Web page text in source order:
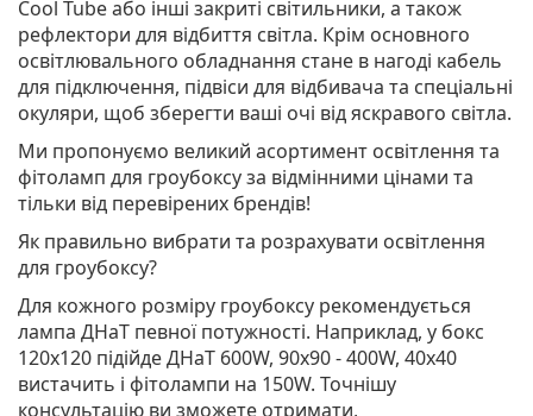
Cool Tube або інші закриті світильники, а також
рефлектори для відбиття світла. Крім основного
освітлювального обладнання стане в нагоді кабель
для підключення, підвіси для відбивача та спеціальні
окуляри, щоб зберегти ваші очі від яскравого світла.
Ми пропонуємо великий асортимент освітлення та
фітоламп для гроубоксу за відмінними цінами та
тільки від перевірених брендів!
Як правильно вибрати та розрахувати освітлення
для гроубоксу?
Для кожного розміру гроубоксу рекомендується
лампа ДНаТ певної потужності. Наприклад, у бокс
120х120 підійде ДНаТ 600W, 90х90 - 400W, 40х40
вистачить і фітолампи на 150W. Точнішу
консультацію ви зможете отримати,